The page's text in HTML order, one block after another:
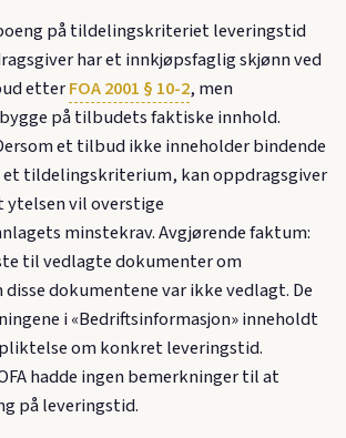
på tildelingskriteriet leveringstid
har et innkjøpsfaglig skjønn ved
etterFOA 2001 § 10-2, men
på tilbudets faktiske innhold.
et tilbud ikke inneholder bindende
tildelingskriterium, kan oppdragsgiver
vil overstige
minstekrav. Avgjørende faktum:
til vedlagte dokumenter om
dokumentene var ikke vedlagt. De
i «Bedriftsinformasjon» inneholdt
om konkret leveringstid.
hadde ingen bemerkninger til at
på leveringstid.